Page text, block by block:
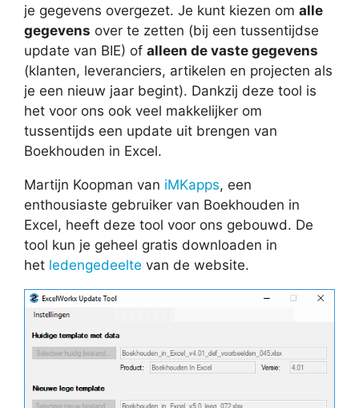
je gegevens overgezet. Je kunt kiezen om alle
gegevens over te zetten (bij een tussentijdse
update van BIE) of alleen de vaste gegevens
(klanten, leveranciers, artikelen en projecten als
je een nieuw jaar begint). Dankzij deze tool is
het voor ons ook veel makkelijker om
tussentijds een update uit brengen van
Boekhouden in Excel.
Martijn Koopman van iMKapps, een
enthousiaste gebruiker van Boekhouden in
Excel, heeft deze tool voor ons gebouwd. De
tool kun je geheel gratis downloaden in
het ledengedeelte van de website.